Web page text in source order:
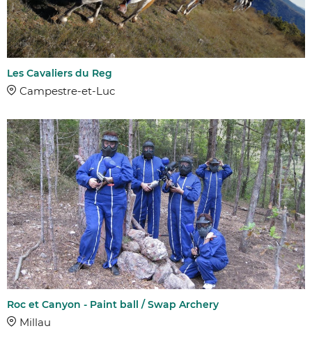
Les Cavaliers du Reg
Campestre-et-Luc
Roc et Canyon - Paint ball / Swap Archery
Millau